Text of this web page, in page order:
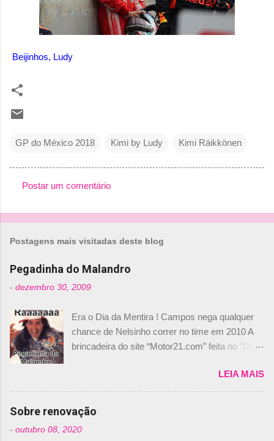
Beijinhos, Ludy
GP do México 2018 Kimi by Ludy Kimi Räikkönen
o
n
t
r
i
o
Postar um comentário
Postagens mais visitadas deste blog
Pegadinha do Malandro
- dezembro 30, 2009
Era o Dia da Mentira ! Campos nega qualquer
chance de Nelsinho correr no time em 2010 A
brincadeira do site “Motor21.com” feita no "Día
de abril –, afirmando que Nelson Piquet havia
comprado 15% das ações da Campos, dando,
com isso, um lugar no time a Nelsinho Piquet,
foi esclarecida de uma vez por todas por
Daniele Audetto, diretor da escuderia. O
LEIA MAIS
Sobre renovação
- outubro 08, 2020